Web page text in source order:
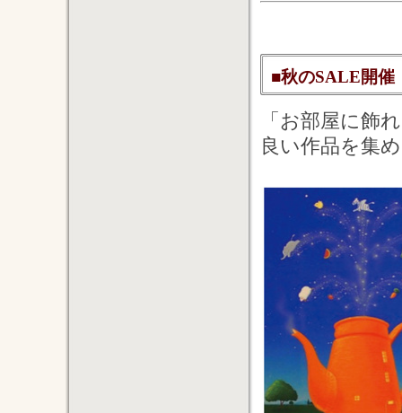
■秋のSALE開催
「お部屋に飾
良い作品を集